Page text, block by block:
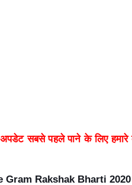
सबसे पहले पाने के लिए हमारे
Gram Rakshak Bharti 2020